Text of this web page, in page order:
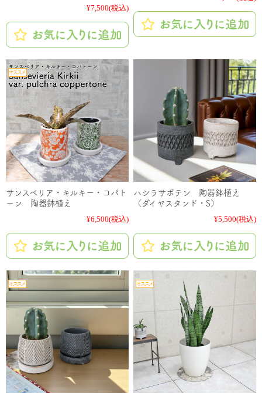
¥7,500(税込)
サンスベリア・キルキー・コパト
ーン 陶器鉢植え
¥6,500(税込)
ハシラサボテン 陶器鉢植え
（ダイヤスタンド・S）
¥5,500(税込)